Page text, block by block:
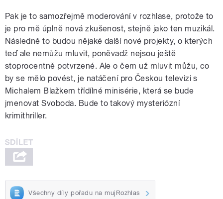
Pak je to samozřejmě moderování v rozhlase, protože to
je pro mě úplně nová zkušenost, stejně jako ten muzikál.
Následně to budou nějaké další nové projekty, o kterých
teď ale nemůžu mluvit, poněvadž nejsou ještě
stoprocentně potvrzené. Ale o čem už mluvit můžu, co
by se mělo povést, je natáčení pro Českou televizi s
Michalem Blažkem třídílné minisérie, která se bude
jmenovat Svoboda. Bude to takový mysteriózní
krimithriller.
Všechny díly pořadu na mujRozhlas